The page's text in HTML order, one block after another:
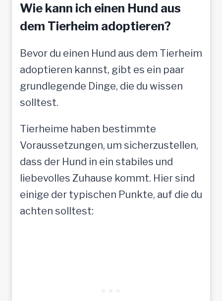
f
l
l
e
n
s
c
h
e
Wie kann ich einen Hund aus
dem Tierheim adoptieren?
Bevor du einen Hund aus dem Tierheim
adoptieren kannst, gibt es ein paar
grundlegende Dinge, die du wissen
solltest.
Tierheime haben bestimmte
Voraussetzungen, um sicherzustellen,
dass der Hund in ein stabiles und
liebevolles Zuhause kommt. Hier sind
einige der typischen Punkte, auf die du
achten solltest: